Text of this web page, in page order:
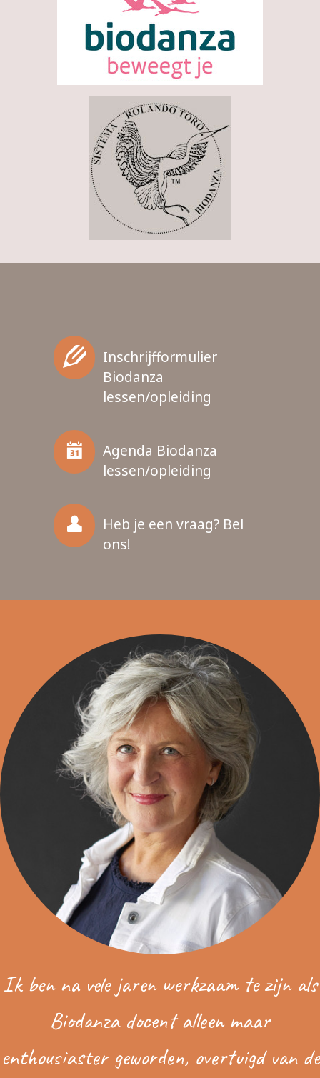
Inschrijfformulier
Biodanza
lessen/opleiding
Agenda Biodanza
lessen/opleiding
Heb je een vraag? Bel
ons!
Ik ben na vele jaren werkzaam te zijn als
Biodanza docent alleen maar
enthousiaster geworden, overtuigd van de